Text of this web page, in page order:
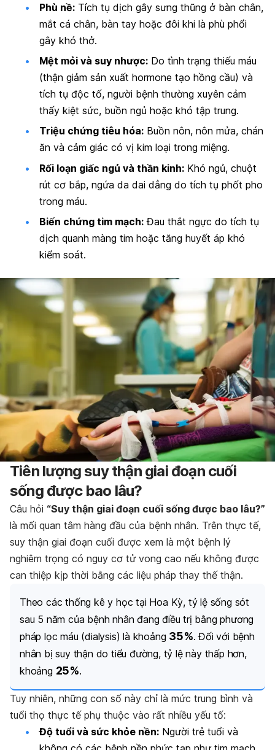
Phù nề: Tích tụ dịch gây sưng thũng ở bàn chân,
mắt cá chân, bàn tay hoặc đôi khi là phù phổi
gây khó thở.
Mệt mỏi và suy nhược: Do tình trạng thiếu máu
(thận giảm sản xuất hormone tạo hồng cầu) và
tích tụ độc tố, người bệnh thường xuyên cảm
thấy kiệt sức, buồn ngủ hoặc khó tập trung.
Triệu chứng tiêu hóa: Buồn nôn, nôn mửa, chán
ăn và cảm giác có vị kim loại trong miệng.
Rối loạn giấc ngủ và thần kinh: Khó ngủ, chuột
rút cơ bắp, ngứa da dai dẳng do tích tụ phốt pho
trong máu.
Biến chứng tim mạch: Đau thắt ngực do tích tụ
dịch quanh màng tim hoặc tăng huyết áp khó
kiểm soát.
Tiên lượng suy thận giai đoạn cuối
sống được bao lâu?
Câu hỏi “Suy thận giai đoạn cuối sống được bao lâu?”
là mối quan tâm hàng đầu của bệnh nhân. Trên thực tế,
suy thận giai đoạn cuối được xem là một bệnh lý
nghiêm trọng có nguy cơ tử vong cao nếu không được
can thiệp kịp thời bằng các liệu pháp thay thế thận.
Theo các thống kê y học tại Hoa Kỳ, tỷ lệ sống sót
sau 5 năm của bệnh nhân đang điều trị bằng phương
pháp lọc máu (dialysis) là khoảng 35%. Đối với bệnh
nhân bị suy thận do tiểu đường, tỷ lệ này thấp hơn,
khoảng 25%.
Tuy nhiên, những con số này chỉ là mức trung bình và
tuổi thọ thực tế phụ thuộc vào rất nhiều yếu tố:
Độ tuổi và sức khỏe nền: Người trẻ tuổi và